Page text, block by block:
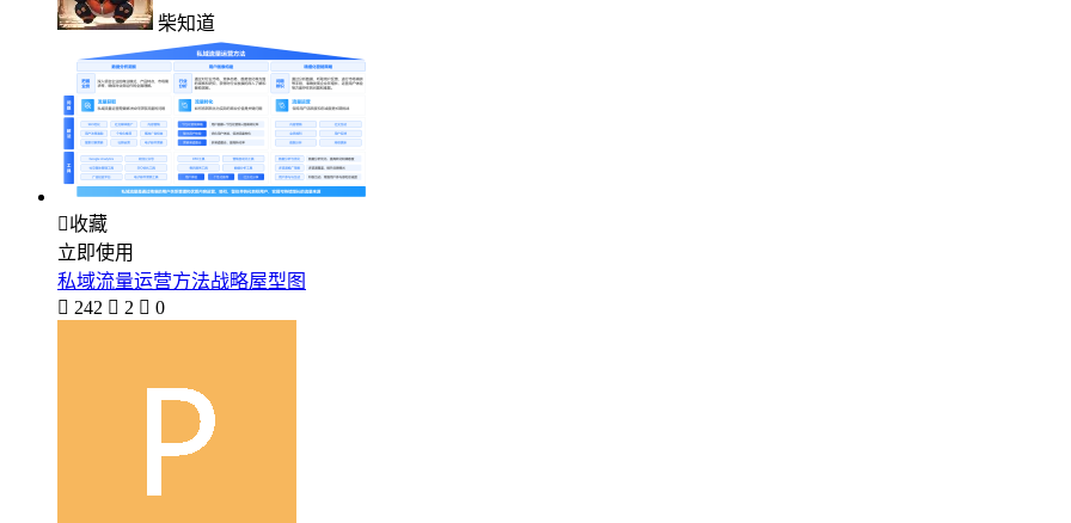
柴知道
收藏
立即使用
私域流量运营方法战略屋型图
 242  2  0